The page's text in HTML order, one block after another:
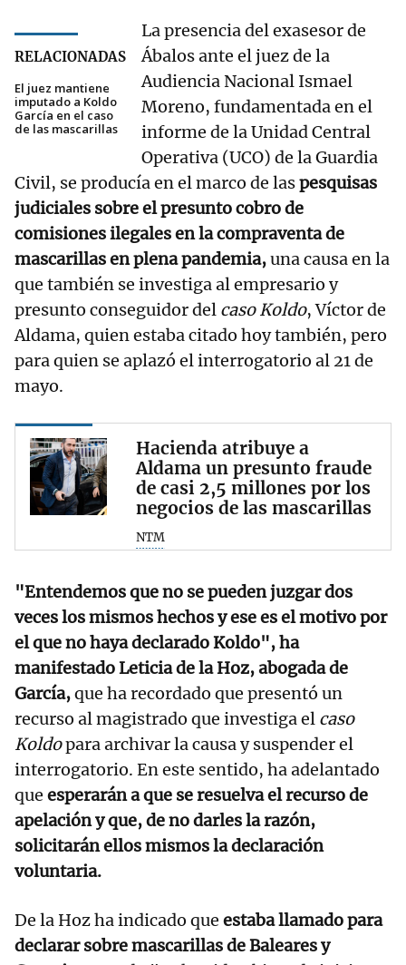
RELACIONADAS
El juez mantiene
imputado a Koldo
García en el caso
de las mascarillas
La presencia del exasesor de
Ábalos ante el juez de la
Audiencia Nacional Ismael
Moreno, fundamentada en el
informe de la Unidad Central
Operativa (UCO) de la Guardia
Civil, se producía en el marco de laspesquisas
judiciales sobre el presunto cobro de
comisiones ilegales en la compraventa de
mascarillas en plena pandemia,una causa en la
que también se investiga al empresario y
presunto conseguidor del caso Koldo, Víctor de
Aldama, quien estaba citado hoy también, pero
para quien se aplazó el interrogatorio al 21 de
mayo.
Hacienda atribuye a
Aldama un presunto fraude
de casi 2,5 millones por los
negocios de las mascarillas
NTM
"Entendemos que no se pueden juzgar dos
veces los mismos hechos y ese es el motivo por
el que no haya declarado Koldo", ha
manifestado Leticia de la Hoz, abogada de
García,que ha recordado que presentó un
recurso al magistrado que investiga el caso
Koldopara archivar la causa y suspender el
interrogatorio. En este sentido, ha adelantado
que esperarán a que se resuelva el recurso de
apelación y que, de no darles la razón,
solicitarán ellos mismos la declaración
voluntaria.
De la Hoz ha indicado que estaba llamado para
declarar sobre mascarillas de Baleares y